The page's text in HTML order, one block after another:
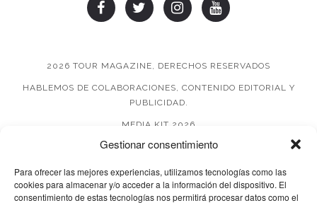
Gestionar consentimiento
Para ofrecer las mejores experiencias, utilizamos tecnologías como las
cookies para almacenar y/o acceder a la información del dispositivo. El
consentimiento de estas tecnologías nos permitirá procesar datos como el
2026 TOUR MAGAZINE, DERECHOS RESERVADOS
HABLEMOS DE COLABORACIONES, CONTENIDO EDITORIAL Y
PUBLICIDAD.
MEDIA KIT 2026
AVISO DE PRIVACIDAD